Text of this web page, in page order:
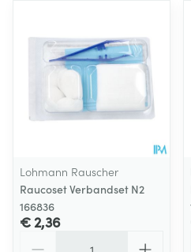
Lohmann Rauscher
Raucoset Verbandset N2
166836
€ 2,36